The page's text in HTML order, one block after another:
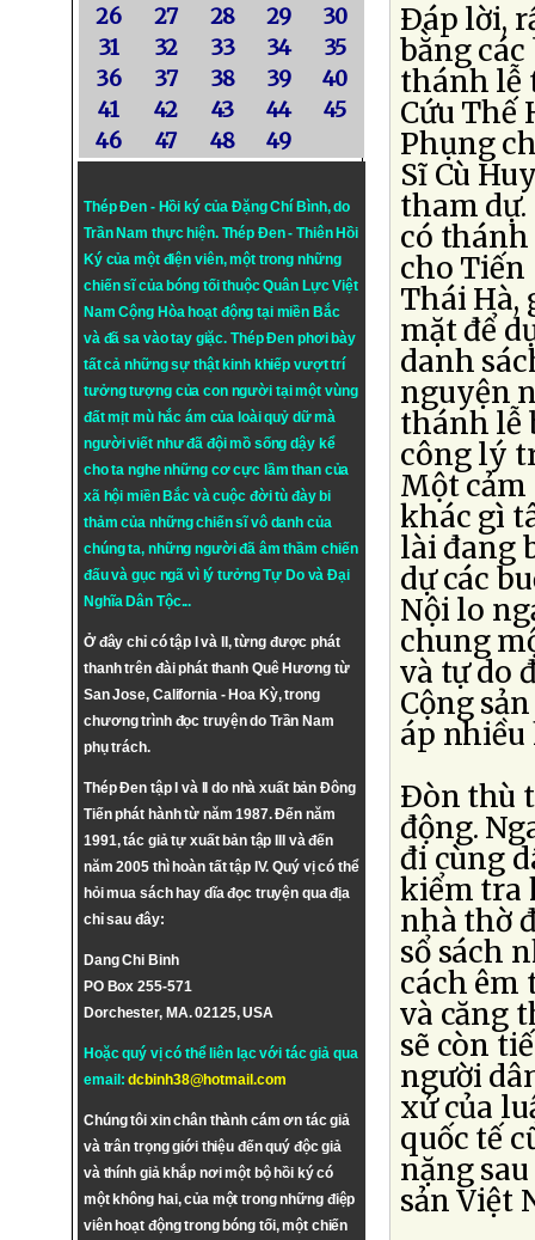
26
27 28 29
30
31
32 33 34
35
36
37 38 39
40
41
42 43 44
45
46
47 48 49
Thép Đen - Hồi ký của Đặng Chí Bình, do
Trần Nam thực hiện. Thép Đen- Thiên Hồi
Ký của một điện viên, một trong những
chiến sĩ của bóng tối thuộc Quân Lực Việt
Nam Cộng Hòa hoạt động tại miền Bắc
và đã sa vào tay giặc. Thép Đen phơi bày
tất cả những sự thật kinh khiếp vượt trí
tưởng tượng của con người tại một vùng
đất mịt mù hắc ám của loài quỷ dữ mà
người viết như đã đội mồ sống dậy kể
cho ta nghe những cơ cực lầm than của
xã hội miền Bắc và cuộc đời tù đày bi
thảm của những chiến sĩ vô danh của
chúng ta, những người đã âm thầm chiến
đấu và gục ngã vì lý tưởngTự DovàĐại
Nghĩa Dân Tộc...
Ở đây chỉ có tập I và II, từng được phát
thanh trên đài phát thanh Quê Hương từ
San Jose, California - Hoa Kỳ, trong
chương trình đọc truyện do Trần Nam
phụ trách.
Thép Đen tập I và II do nhà xuất bản Đông
Tiến phát hành từ năm 1987. Đến năm
1991, tác giả tự xuất bản tập III và đến
năm 2005 thì hoàn tất tập IV. Quý vị có thể
hỏi mua sách hay dĩa đọc truyện qua địa
chỉ sau đây:
Dang Chi Binh
PO Box 255-571
Dorchester, MA. 02125, USA
Hoặc quý vị có thể liên lạc với tác giả qua
email:dcbinh38@hotmail.com
Chúng tôi xin chân thành cám ơn tác giả
và trân trọng giới thiệu đến quý độc giả
và thính giả khắp nơi một bộ hồi ký có
một không hai, của một trong những điệp
viên hoạt động trong bóng tối, một chiến
Ðáp lời,
bằng
thánh lễ
Cứu Thế
Phụng
Sĩ Cù
tham
có
cho Tiến
Thái Hà,
mặt để
danh
nguyện
thánh lễ
công lý
Một
khác gì
lài đang
dự các
Nội lo
chung
và tự do
Cộng
áp nhiều
Ðòn thù
động.
đi cùng
kiểm tra
nhà thờ
sổ sách
cách êm
và căng
sẽ còn
người
xử của
quốc tế
nặng
sản Việt